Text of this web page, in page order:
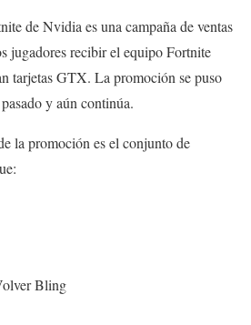
de Nvidia es una campaña de ventas
jugadores recibir el equipo Fortnite
tarjetas GTX. La promoción se puso
y aún continúa.
la promoción es el conjunto de
Bling